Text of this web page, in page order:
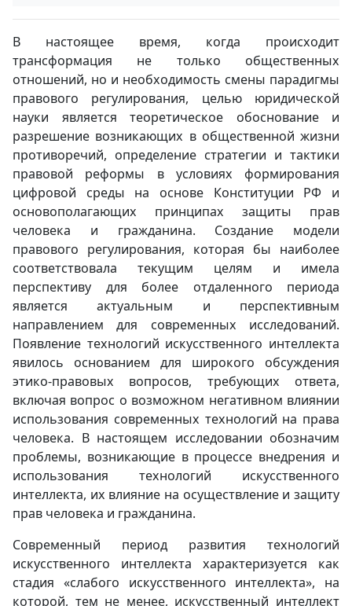
В настоящее время, когда происходит
трансформация не только общественных
отношений, но и необходимость смены парадигмы
правового регулирования, целью юридической
науки является теоретическое обоснование и
разрешение возникающих в общественной жизни
противоречий, определение стратегии и тактики
правовой реформы в условиях формирования
цифровой среды на основе Конституции РФ и
основополагающих принципах защиты прав
человека и гражданина. Создание модели
правового регулирования, которая бы наиболее
соответствовала текущим целям и имела
перспективу для более отдаленного периода
является актуальным и перспективным
направлением для современных исследований.
Появление технологий искусственного интеллекта
явилось основанием для широкого обсуждения
этико-правовых вопросов, требующих ответа,
включая вопрос о возможном негативном влиянии
использования современных технологий на права
человека. В настоящем исследовании обозначим
проблемы, возникающие в процессе внедрения и
использования технологий искусственного
интеллекта, их влияние на осуществление и защиту
прав человека и гражданина.
Современный период развития технологий
искусственного интеллекта характеризуется как
стадия «слабого искусственного интеллекта», на
которой, тем не менее, искусственный интеллект